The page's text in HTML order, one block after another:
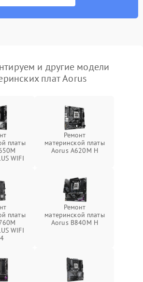
и другие модели
плат Aorus
платы
WIFI
Ремонт
материнской платы
Aorus A620M H
платы
WIFI
Ремонт
материнской платы
Aorus B840M H